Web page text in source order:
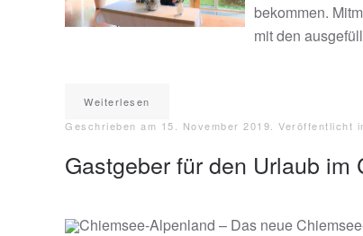
bekommen.
mit den
Weiterlesen
Geschrieben am 15. November 2019 . Veröffentlicht
Gastgeber für den Urlaub im
Chiemsee-Alpenland – Das neue